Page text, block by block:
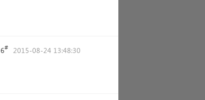
6# 2015-08-24 13:48:30